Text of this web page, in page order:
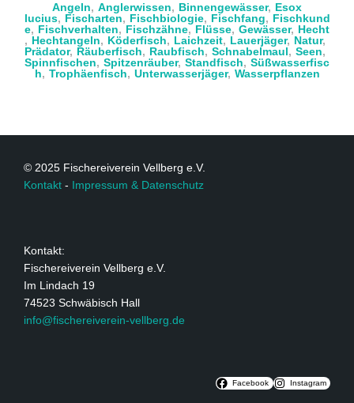
Angeln, Anglerwissen, Binnengewässer, Esox
lucius, Fischarten, Fischbiologie, Fischfang, Fischkund
e, Fischverhalten, Fischzähne, Flüsse, Gewässer, Hecht
, Hechtangeln, Köderfisch, Laichzeit, Lauerjäger, Natur,
Prädator, Räuberfisch, Raubfisch, Schnabelmaul, Seen,
Spinnfischen, Spitzenräuber, Standfisch, Süßwasserfisc
h, Trophäenfisch, Unterwasserjäger, Wasserpflanzen
© 2025 Fischereiverein Vellberg e.V.
Kontakt - Impressum & Datenschutz
Kontakt:
Fischereiverein Vellberg e.V.
Im Lindach 19
74523 Schwäbisch Hall
info@fischereiverein-vellberg.de
Facebook Instagram